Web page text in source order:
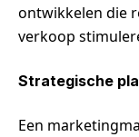
ontwikkelen die
verkoop
Strategische
Een